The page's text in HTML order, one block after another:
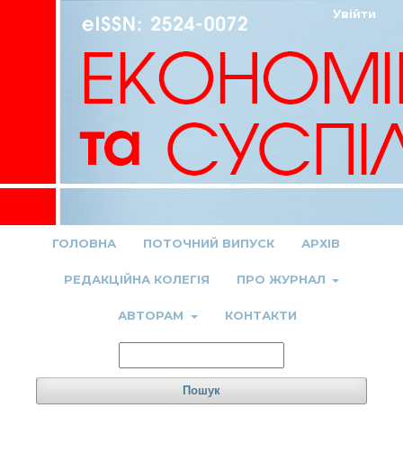
ГОЛОВНА ПОТОЧНИЙ ВИПУСК АРХІВ
РЕДАКЦІЙНА КОЛЕГІЯ ПРО ЖУРНАЛ
АВТОРАМ КОНТАКТИ
Пошук
Увійти